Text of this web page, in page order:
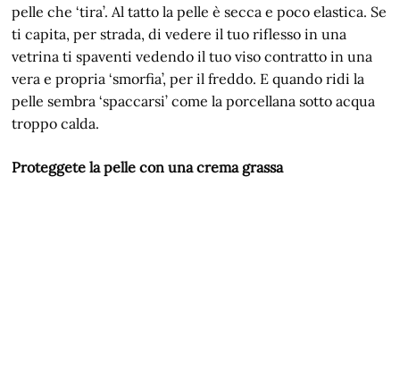
pelle che ‘tira’. Al tatto la pelle è secca e poco elastica. Se
ti capita, per strada, di vedere il tuo riflesso in una
vetrina ti spaventi vedendo il tuo viso contratto in una
vera e propria ‘smorfia’, per il freddo. E quando ridi la
pelle sembra ‘spaccarsi’ come la porcellana sotto acqua
troppo calda.
Proteggete la pelle con una crema grassa